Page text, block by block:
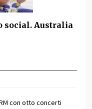
social. Australia
con otto concerti